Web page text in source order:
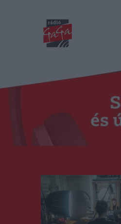
RÁDIÓ
Műsorok
Duma Duba
Podcast és videók
Stáb
RO